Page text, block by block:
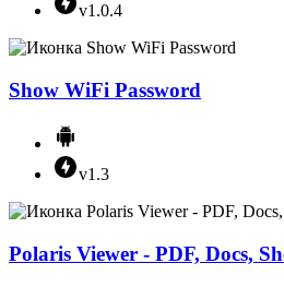
v1.0.4
Show WiFi Password
v1.3
Polaris Viewer - PDF, Docs,